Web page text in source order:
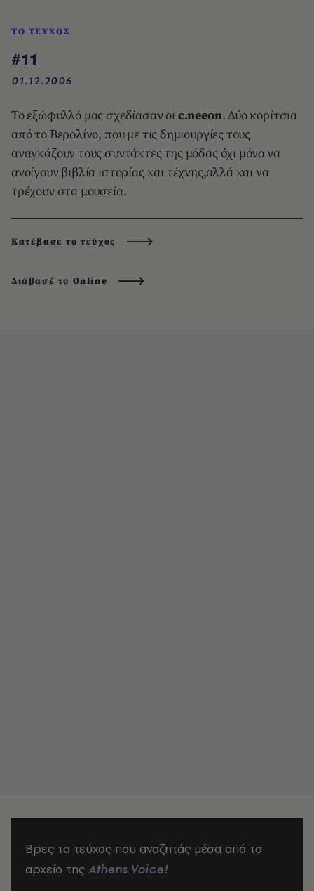
ΤΟ ΤΕΥΧΟΣ
#11
01.12.2006
Το εξώφυλλό μας σχεδίασαν οιc.neeon. Δύο κορίτσια
από το Βερολίνο, που με τις δημιουργίες τους
αναγκάζουν τους συντάκτες της μόδας όχι μόνο να
ανοίγουν βιβλία ιστορίας και τέχνης,αλλά και να
τρέχουν στα μουσεία.
Κατέβασε το τεύχος
Διάβασέ το Online
Βρες το τεύχος που αναζητάς μέσα από το
αρχείο της Athens Voice!